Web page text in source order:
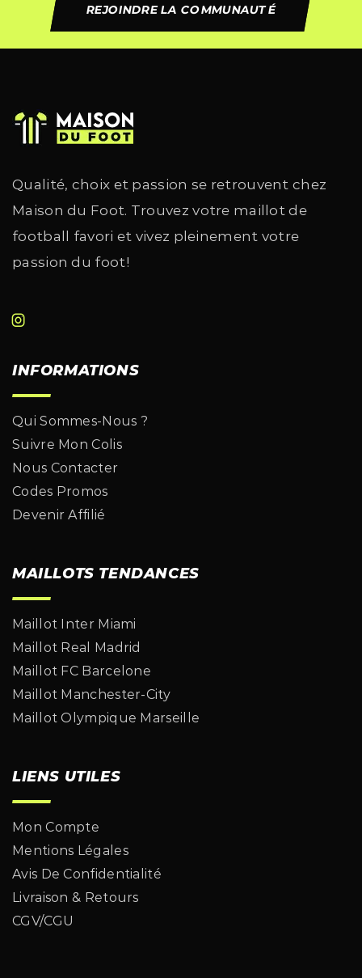
REJOINDRE LA COMMUNAUTÉ
Qualité, choix et passion se retrouvent chez
Maison du Foot. Trouvez votre maillot de
football favori et vivez pleinement votre
passion du foot!
INFORMATIONS
Qui Sommes-Nous ?
Suivre Mon Colis
Nous Contacter
Codes Promos
Devenir Affilié
MAILLOTS TENDANCES
Maillot Inter Miami
Maillot Real Madrid
Maillot FC Barcelone
Maillot Manchester-City
Maillot Olympique Marseille
LIENS UTILES
Mon Compte
Mentions Légales
Avis De Confidentialité
Livraison & Retours
CGV/CGU